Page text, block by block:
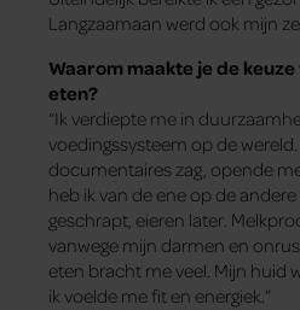
Langzaamaan werd ook mijn
Waarom maakte je de
eten?
“Ik verdiepte me in
voedingssysteem op de wereld.
documentaires zag, opende
heb ik van de ene op de
geschrapt, eieren later.
vanwege mijn darmen en
eten bracht me veel. Mijn huid
ik voelde me fit en energiek.”